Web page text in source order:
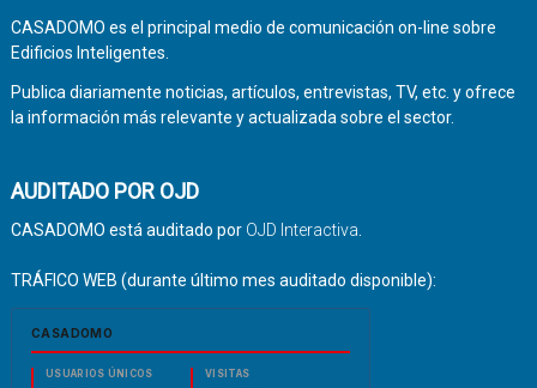
CASADOMO es el principal medio de comunicación on-line sobre
Edificios Inteligentes.
Publica diariamente noticias, artículos, entrevistas, TV, etc. y ofrece
la información más relevante y actualizada sobre el sector.
AUDITADO POR OJD
CASADOMO está auditado por OJD Interactiva.
TRÁFICO WEB (durante último mes auditado disponible):